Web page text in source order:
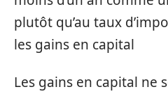
plutôt qu’au taux
les gains en capital
Les gains en capital ne